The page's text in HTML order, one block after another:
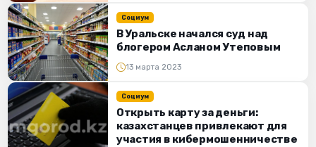
Социум
В Уральске начался суд над
блогером Асланом Утеповым
13 марта 2023
Социум
Открыть карту за деньги:
казахстанцев привлекают для
участия в кибермошенничестве